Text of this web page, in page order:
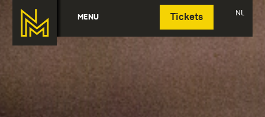
MENU Tickets NL
Deutsch